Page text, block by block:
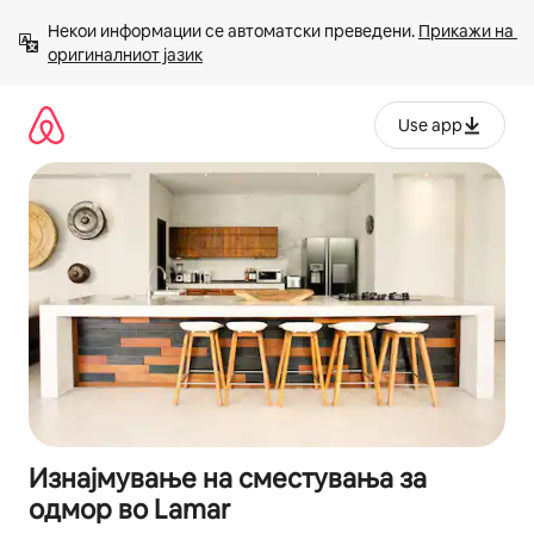
содржина
Некои информации се автоматски преведени. Прикажи на
оригиналниот јазик
Use app
Изнајмување на сместувања за
одмор во Lamar